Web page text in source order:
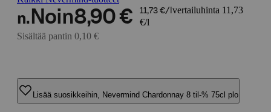
n. Noin8,90 € 11,73 €/l vertailuhinta 11,73
€/l
Sisältää pantin 0,10 €
Lisää suosikkeihin, Nevermind Chardonnay 8 til-% 75cl plo